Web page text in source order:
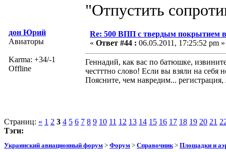
"Отпустить
дон Юрий
Авиаторы
Karma: +34/-1
Offline
Re: 500 ВПП с твердым покрытием
« Ответ #44 : 06.05.2011, 17:25:52 pm »
Геннадий, как вас по батюшке,
честттно слово! Если вы взяли на себя
Поясните, чем навредим... регистрация,
Страниц: « 1 2 3 4 5 6 7 8 9 10 11 12 13 14 15 16 17 18 19 20 21
Тэги:
Украинский авиационный форум > Форум > Справочник> Площадки и